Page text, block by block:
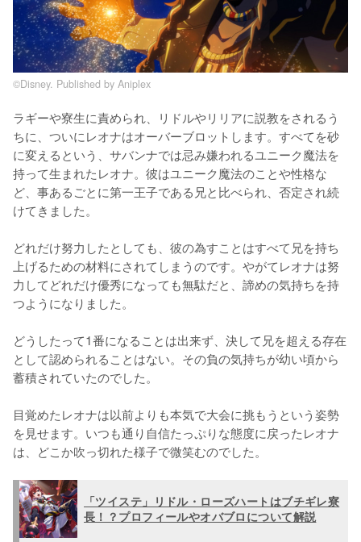
©Disney. Published by Aniplex
ラギーや寮生に責められ、リドルやリリアに説教をされるう
ちに、ついにレオナはオーバーブロットします。すべてを砂
に変えるという、サバンナでは忌み嫌われるユニーク魔法を
持って生まれたレオナ。彼はユニーク魔法のことや性格な
ど、事あるごとに第一王子である兄と比べられ、否定され続
けてきました。
どれだけ努力したとしても、彼の為すことはすべて兄を持ち
上げるための材料にされてしまうのです。やがてレオナは努
力してどれだけ優秀になっても無駄だと、諦めの気持ちを持
つようになりました。
どうしたって1番になることは出来ず、決して兄を超える存在
として認められることはない。その負の気持ちが幼い頃から
蓄積されていたのでした。
目覚めたレオナは以前よりも本気で大会に挑もうという姿勢
を見せます。いつも通り自信たっぷりな態度に戻ったレオナ
は、どこか吹っ切れた様子で微笑むのでした。
「ツイステ」リドル・ローズハートはブチギレ寮
長！？プロフィールやオバブロについて解説